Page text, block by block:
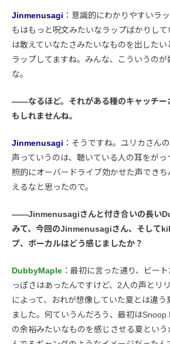
Jinmenusagi ：意識的にわかりやすいラ
もはもっと呪文みたいなラップばかりして
は敢えていなたさみたいなものを出したい
ラップしてますね。みんな、こういうの
な。
――なるほど。それがある種のキャッチー
もしれませんね。
Jinmenusagi ：そうですね。ユリカさん
声っていうのは、聴いている人の耳をがっ
照的にオーバードライブ効かせた声でき
えるなと思ったので。
――Jinmenusagiさんと付き合いの長い
みて、今回のJinmenusagiさん、そして
プ、ボーカルはどう感じましたか？
DubbyMaple ：最初に言った通り、ビー
っぽさはあったんですけど、2人の声とリ
によって、おれが想像していた夏とは違う
ました。何ていうんだろう、最初はSnoop
の余裕みたいなものを感じさせる夏とい